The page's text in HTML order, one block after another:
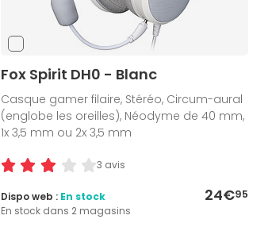
Fox Spirit DH0 - Blanc
Casque gamer filaire, Stéréo, Circum-aural
(englobe les oreilles), Néodyme de 40 mm,
1x 3,5 mm ou 2x 3,5 mm
3 avis
24€95
Dispo web : En stock
En stock dans 2 magasins